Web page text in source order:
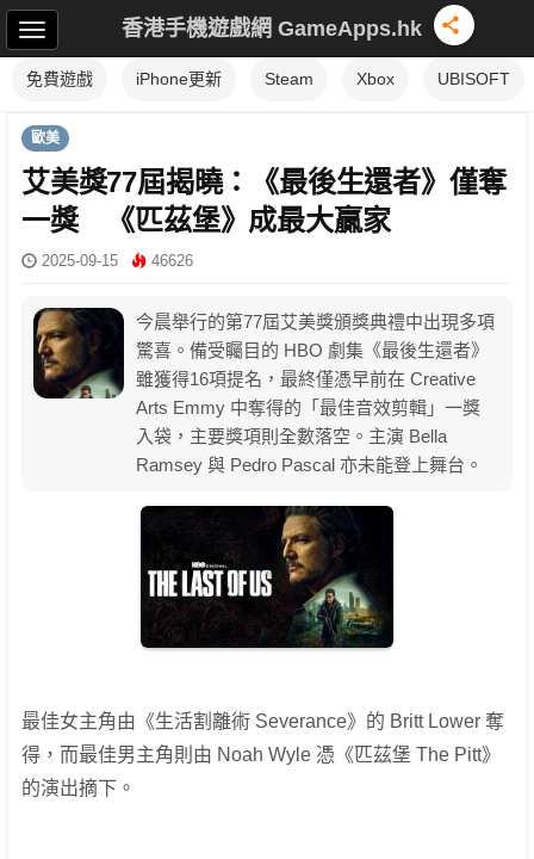
香港手機遊戲網 GameApps.hk
免費遊戲 iPhone更新 Steam Xbox UBISOFT
歐美
艾美獎77屆揭曉：《最後生還者》僅奪
一獎 《匹茲堡》成最大贏家
2025-09-15 46626
今晨舉行的第77屆艾美獎頒獎典禮中出現多項
驚喜。備受矚目的 HBO 劇集《最後生還者》
雖獲得16項提名，最終僅憑早前在 Creative
Arts Emmy 中奪得的「最佳音效剪輯」一獎
入袋，主要獎項則全數落空。主演 Bella
Ramsey 與 Pedro Pascal 亦未能登上舞台。
最佳女主角由《生活割離術 Severance》的 Britt Lower 奪
得，而最佳男主角則由 Noah Wyle 憑《匹茲堡 The Pitt》
的演出摘下。